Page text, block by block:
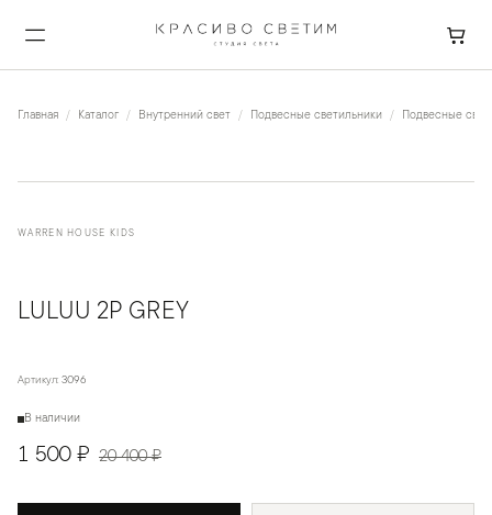
Главная Каталог Внутренний свет Подвесные светильники Подвесные
WARREN HOUSE KIDS
LULUU 2P GREY
Артикул: 3096
В наличии
1 500 ₽ 20 400 ₽